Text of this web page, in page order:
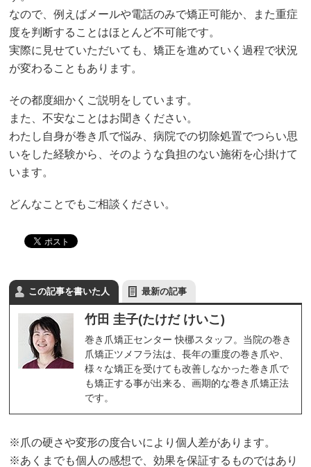
なので、例えばメールや電話のみで矯正可能か、また重症
度を判断することはほとんど不可能です。
実際に見せていただいても、矯正を進めていく過程で状況
が変わることもあります。
その都度細かくご説明をしています。
また、不安なことはお聞きください。
わたし自身が巻き爪で悩み、病院での切除処置でつらい思
いをした経験から、そのような負担のない施術を心掛けて
います。
どんなことでもご相談ください。
この記事を書いた人 最新の記事
竹田 圭子(たけだ けいこ)
巻き爪矯正センター 快梛スタッフ。当院の巻き
爪矯正ツメフラ法は、長年の重度の巻き爪や、
様々な矯正を受けても改善しなかった巻き爪で
も矯正する事が出来る、画期的な巻き爪矯正法
です。
※爪の硬さや変形の度合いにより個人差があります。
※あくまでも個人の感想で、効果を保証するものではあり